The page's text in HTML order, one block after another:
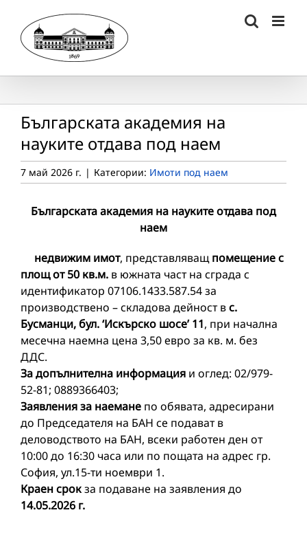
content
Българската академия на
науките отдава под наем
7 май 2026 г. | Категории: Имоти под наем
Българската академия на науките отдава под
наем
недвижим имот, представляващпомещение с
площ от 50 кв.м. в южната част на сграда с
идентификатор 07106.1433.587.54 за
производствено – складова дейност вс.
Бусманци, бул. ‘Искърско шосе’ 11, при начална
месечна наемна цена 3,50 евро за кв. м. без
ДДС.
За допълнителна информация и оглед: 02/979-
52-81; 0889366403;
Заявления за наемане по обявата, адресирани
до Председателя на БАН се подават в
деловодството на БАН, всеки работен ден от
10:00 до 16:30 часа или по пощата на адрес гр.
София, ул.15-ти ноември 1.
Краен срокза подаване на заявления до
14.05.2026 г.